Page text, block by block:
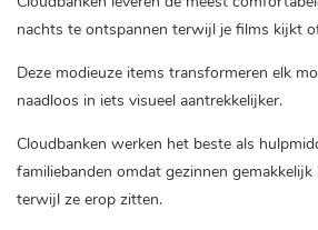
nachts te ontspannen terwijl je films kijkt
Deze modieuze items transformeren elk
naadloos in iets visueel aantrekkelijker.
Cloudbanken werken het beste als
familiebanden omdat gezinnen
terwijl ze erop zitten.